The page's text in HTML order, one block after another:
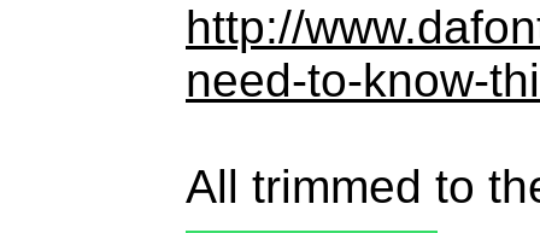
http://
need-to-know-
All trimmed to